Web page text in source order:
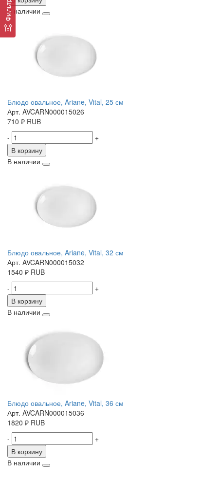
Фильтр
В наличии
Блюдо овальное, Ariane, Vital, 25 см
Арт. AVCARN000015026
710 ₽ RUB
-
+
В корзину
В наличии
Блюдо овальное, Ariane, Vital, 32 см
Арт. AVCARN000015032
1540 ₽ RUB
-
+
В корзину
В наличии
Блюдо овальное, Ariane, Vital, 36 см
Арт. AVCARN000015036
1820 ₽ RUB
-
+
В корзину
В наличии